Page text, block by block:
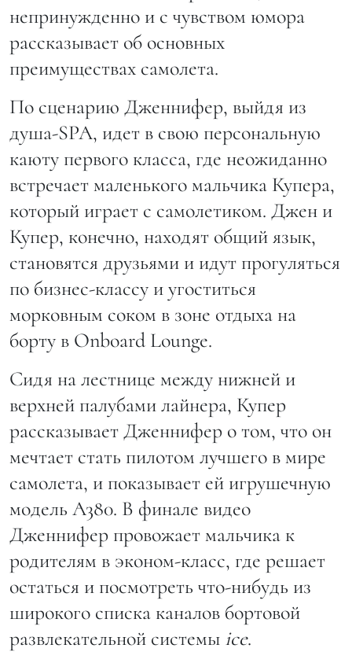
непринужденно и с чувством юмора
рассказывает об основных
преимуществах самолета.
По сценарию Дженнифер, выйдя из
душа-SPA, идет в свою персональную
каюту первого класса, где неожиданно
встречает маленького мальчика Купера,
который играет с самолетиком. Джен и
Купер, конечно, находят общий язык,
становятся друзьями и идут прогуляться
по бизнес-классу и угоститься
морковным соком в зоне отдыха на
борту в Onboard Lounge.
Сидя на лестнице между нижней и
верхней палубами лайнера, Купер
рассказывает Дженнифер о том, что он
мечтает стать пилотом лучшего в мире
самолета, и показывает ей игрушечную
модель А380. В финале видео
Дженнифер провожает мальчика к
родителям в эконом-класс, где решает
остаться и посмотреть что-нибудь из
широкого списка каналов бортовой
развлекательной системы ice.